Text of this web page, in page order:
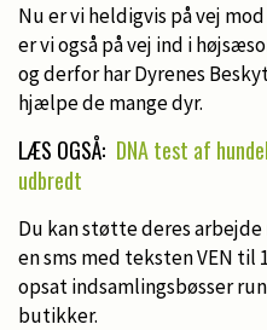
Nu er vi heldigvis på vej
er vi også på vej ind i
og derfor har Dyrenes
hjælpe de mange dyr.
LÆS OGSÅ: DNA test af
udbredt
Du kan støtte deres
en sms med teksten VEN til
opsat indsamlingsbøsser
butikker.